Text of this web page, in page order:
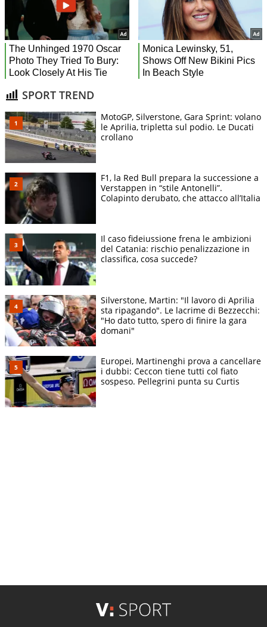
SPORT TREND
MotoGP, Silverstone, Gara Sprint: volano
le Aprilia, tripletta sul podio. Le Ducati
crollano
F1, la Red Bull prepara la successione a
Verstappen in “stile Antonelli”.
Colapinto derubato, che attacco all’Italia
Il caso fideiussione frena le ambizioni
del Catania: rischio penalizzazione in
classifica, cosa succede?
Silverstone, Martin: "Il lavoro di Aprilia
sta ripagando". Le lacrime di Bezzecchi:
"Ho dato tutto, spero di finire la gara
domani"
Europei, Martinenghi prova a cancellare
i dubbi: Ceccon tiene tutti col fiato
sospeso. Pellegrini punta su Curtis